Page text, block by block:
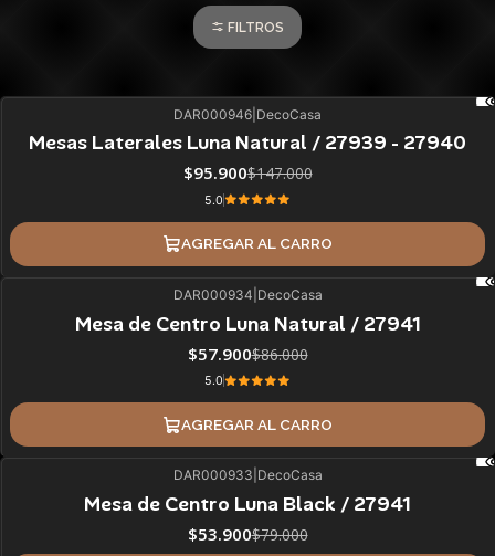
FILTROS
DAR000946 DecoCasa
Mesas Laterales Luna Natural / 27939 - 27940
$95.900$147.000
5.0
AGREGAR AL CARRO
DAR000934 DecoCasa
Mesa de Centro Luna Natural / 27941
$57.900$86.000
5.0
AGREGAR AL CARRO
DAR000933 DecoCasa
Mesa de Centro Luna Black / 27941
$53.900$79.000